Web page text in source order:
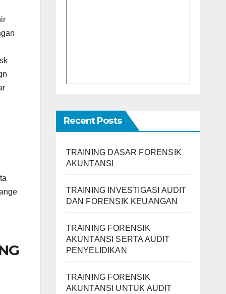
Recent Posts
TRAINING DASAR FORENSIK
AKUNTANSI
TRAINING INVESTIGASI AUDIT
DAN FORENSIK KEUANGAN
TRAINING FORENSIK
AKUNTANSI SERTA AUDIT
PENYELIDIKAN
TRAINING FORENSIK
AKUNTANSI UNTUK AUDIT